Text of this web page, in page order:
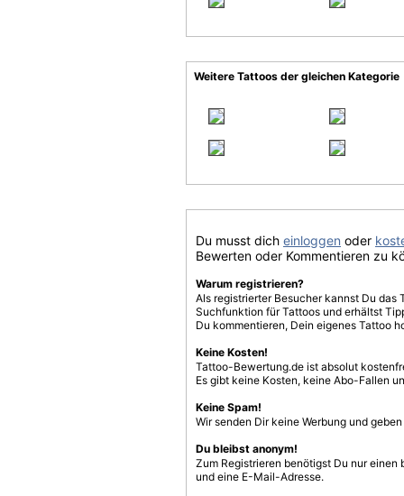
Weitere Tattoos der gleichen Kategorie
Du musst dich einloggen oder
Bewerten oder Kommentieren zu
Warum registrieren?
Als registrierter Besucher kannst Du
Suchfunktion für Tattoos und erhältst
Du kommentieren, Dein eigenes Tattoo
Keine Kosten!
Tattoo-Bewertung.de ist absolut
Es gibt keine Kosten, keine Abo-Fallen
Keine Spam!
Wir senden Dir keine Werbung und
Du bleibst anonym!
Zum Registrieren benötigst Du nur einen
und eine E-Mail-Adresse.